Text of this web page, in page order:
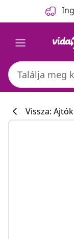
Vissza: Ajtók